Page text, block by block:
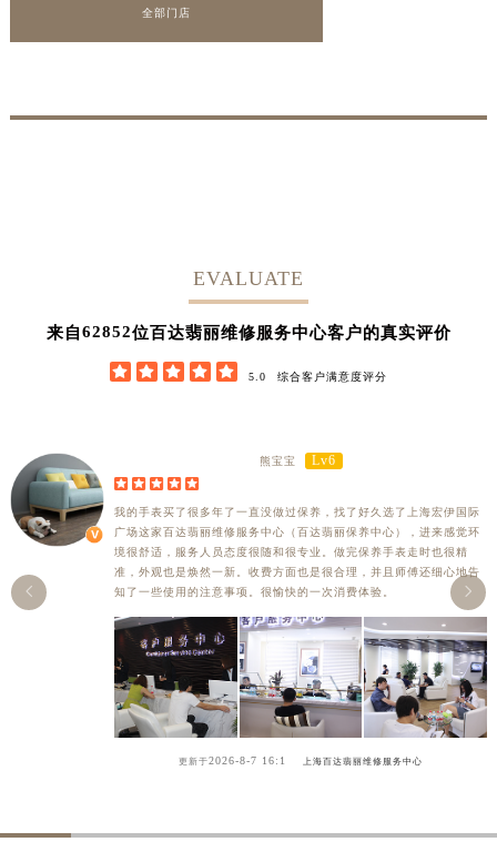
全部门店
EVALUATE
来自62852位百达翡丽维修服务中心客户的真实评价
     5.0 综合客户满意度评分
熊宝宝 Lv6
    
我的手表买了很多年了一直没做过保养，找了好久选了上海宏伊国际
广场这家百达翡丽维修服务中心（百达翡丽保养中心），进来感觉环
境很舒适，服务人员态度很随和很专业。做完保养手表走时也很精
准，外观也是焕然一新。收费方面也是很合理，并且师傅还细心地告
知了一些使用的注意事项。很愉快的一次消费体验。
更新于2026-8-7 16:1 上海百达翡丽维修服务中心

